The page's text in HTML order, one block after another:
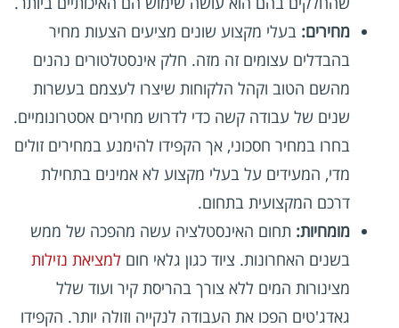
מחירים: בעלי מקצוע שונים מציעים הצעות מחיר
בהבדלים עצומים זה מזה. חלק אינסטלטורים נהנים
מהשם הטוב וקהל הלקוחות שיצרו לעצמם בעשרות
שנים של עבודה קשה כדי לדרוש מחירים אסטרונומיים.
בחרו במחיר חסכוני, אך הקפידו להימנע במחירים זולים
מדי, המעידים על בעלי מקצוע לא אמינים בתחילת
דרכם המקצועית בתחום.
מומחיות: תחום האינסטלציה עשה מהפכה של ממש
בשנים האחרונות. ציוד כגון גלאי חום למציאת נזילות
מצינורות המים ללא צורך בהריסת קיר ועוד שלל
גאדג'טים הפכו את העבודה לנקייה וזולה יותר. הקפידו